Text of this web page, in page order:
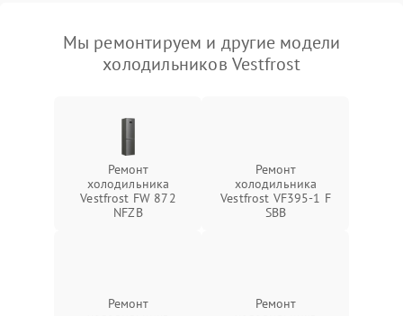
Мы ремонтируем и другие модели
холодильников Vestfrost
Ремонт
холодильника
Vestfrost FW 872
NFZВ
Ремонт
холодильника
Vestfrost VF395-1 F
SBB
Ремонт
Ремонт